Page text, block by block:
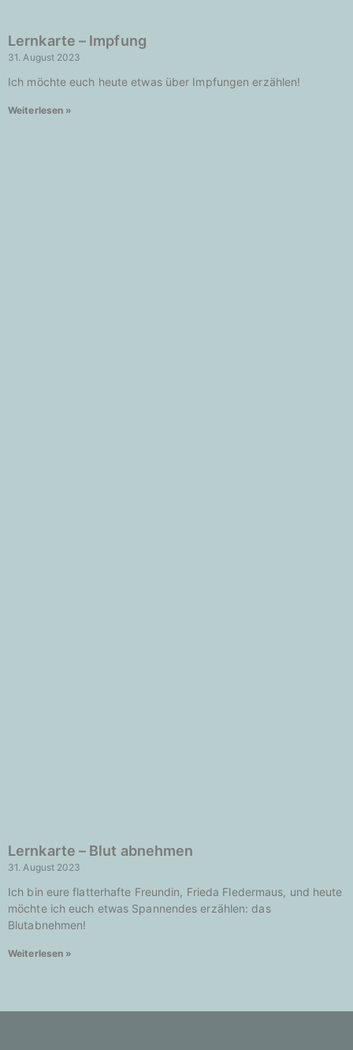
Lernkarte – Impfung
31. August 2023
Ich möchte euch heute etwas über Impfungen erzählen!
Weiterlesen »
Lernkarte – Blut abnehmen
31. August 2023
Ich bin eure flatterhafte Freundin, Frieda Fledermaus, und heute
möchte ich euch etwas Spannendes erzählen: das
Blutabnehmen!
Weiterlesen »